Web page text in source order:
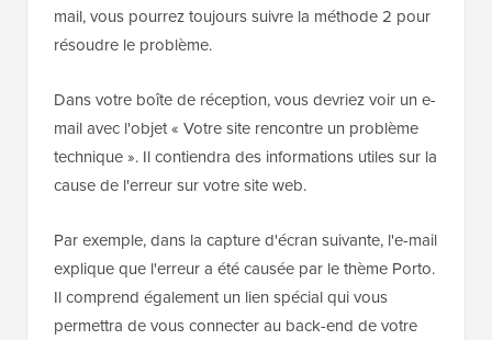
mail, vous pourrez toujours suivre la méthode 2 pour
résoudre le problème.
Dans votre boîte de réception, vous devriez voir un e-
mail avec l'objet « Votre site rencontre un problème
technique ». Il contiendra des informations utiles sur la
cause de l'erreur sur votre site web.
Par exemple, dans la capture d'écran suivante, l'e-mail
explique que l'erreur a été causée par le thème Porto.
Il comprend également un lien spécial qui vous
permettra de vous connecter au back-end de votre